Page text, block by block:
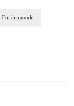
Fin du monde